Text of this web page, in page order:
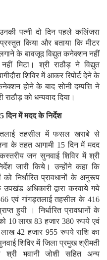
पत्नी दो दिन पहले कलिंजरा
किया और बताया कि मीटर
के बावजूद विद्युत कनेक्शन नहीं
मिटा। श्री राठौड़ ने विद्युत
शिविर में आकर रिपोर्ट देने के
होने के बाद सोनी दम्पत्ति ने
राठौड़ को धन्यवाद दिया।
दिन में मदद के निर्देश
तहसील में फसल खराबे से
के तहत आगामी 15 दिन में मदद
जन सुनवाई शिविर में श्री
जारी किये। उन्होंने कहा कि
निर्धारित प्रावधानों के अनुरूप
अधिकारी द्वारा करवाये गये
एवं गांगड़तलाई तहसील के 416
हुयी । निर्धारित प्रावधानों के
10 लाख 83 हजार 380 रुपये एवं
42 हजार 955 रुपये राशि का
शिविर में जिला प्रमुख श्रीमती
श्री भवानी जोशी सहित अन्य